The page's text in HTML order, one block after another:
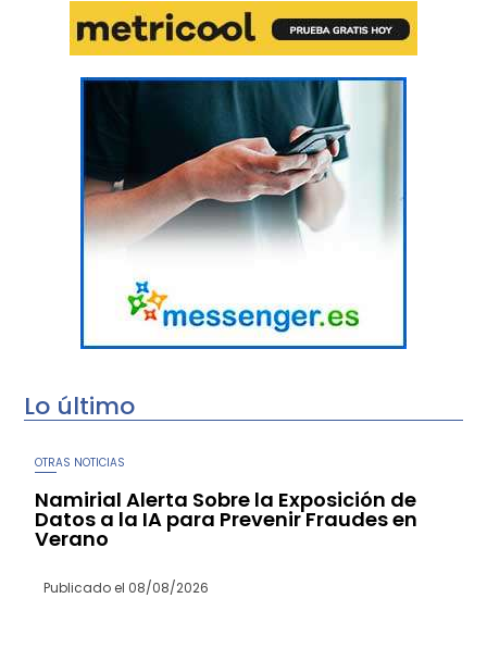
Lo último
OTRAS NOTICIAS
Namirial Alerta Sobre la Exposición de
Datos a la IA para Prevenir Fraudes en
Verano
Publicado el 08/08/2026